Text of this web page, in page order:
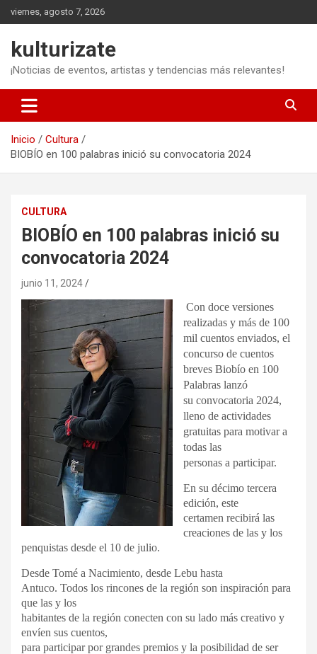
Saltar
al
viernes, agosto 7, 2026
kulturizate
¡Noticias de eventos, artistas y tendencias más relevantes!
Inicio
Cultura
BIOBÍO en 100 palabras inició su convocatoria 2024
CULTURA
BIOBÍO en 100 palabras inició su
convocatoria 2024
junio 11, 2024
Con doce versiones
realizadas y más de 100
mil cuentos enviados, el
concurso de cuentos
breves Biobío en 100
Palabras lanzó
su convocatoria 2024,
lleno de actividades
gratuitas para motivar a
todas las
personas a participar.
En su décimo tercera
edición, este
certamen recibirá las
creaciones de las y los
penquistas desde el 10 de julio.
Desde Tomé a Nacimiento, desde Lebu hasta
Antuco. Todos los rincones de la región son inspiración para
que las y los
habitantes de la región conecten con su lado más creativo y
envíen sus cuentos,
para participar por grandes premios y la posibilidad de ser